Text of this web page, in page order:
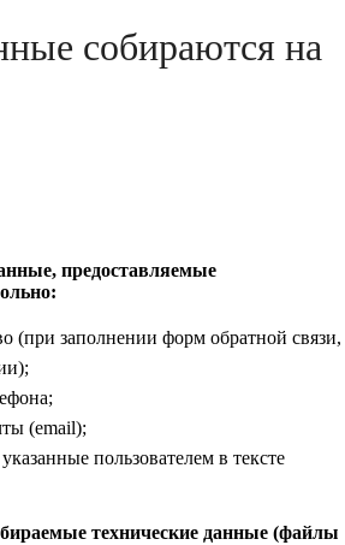
собираются на
предоставляемые
(при заполнении форм обратной связи,
(email);
пользователем в тексте
технические данные (файлы